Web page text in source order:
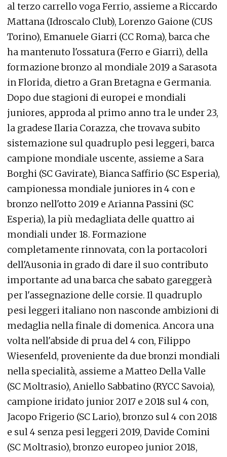
al terzo carrello voga Ferrio, assieme a Riccardo
Mattana (Idroscalo Club), Lorenzo Gaione (CUS
Torino), Emanuele Giarri (CC Roma), barca che
ha mantenuto l'ossatura (Ferro e Giarri), della
formazione bronzo al mondiale 2019 a Sarasota
in Florida, dietro a Gran Bretagna e Germania.
Dopo due stagioni di europei e mondiali
juniores, approda al primo anno tra le under 23,
la gradese Ilaria Corazza, che trovava subito
sistemazione sul quadruplo pesi leggeri, barca
campione mondiale uscente, assieme a Sara
Borghi (SC Gavirate), Bianca Saffirio (SC Esperia),
campionessa mondiale juniores in 4 con e
bronzo nell'otto 2019 e Arianna Passini (SC
Esperia), la più medagliata delle quattro ai
mondiali under 18. Formazione
completamente rinnovata, con la portacolori
dell'Ausonia in grado di dare il suo contributo
importante ad una barca che sabato gareggerà
per l'assegnazione delle corsie. Il quadruplo
pesi leggeri italiano non nasconde ambizioni di
medaglia nella finale di domenica. Ancora una
volta nell'abside di prua del 4 con, Filippo
Wiesenfeld, proveniente da due bronzi mondiali
nella specialità, assieme a Matteo Della Valle
(SC Moltrasio), Aniello Sabbatino (RYCC Savoia),
campione iridato junior 2017 e 2018 sul 4 con,
Jacopo Frigerio (SC Lario), bronzo sul 4 con 2018
e sul 4 senza pesi leggeri 2019, Davide Comini
(SC Moltrasio), bronzo europeo junior 2018,